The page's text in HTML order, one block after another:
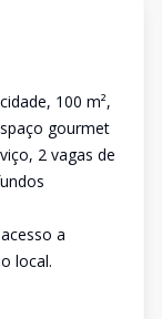
100 m²,
gourmet
2 vagas de
a
local.